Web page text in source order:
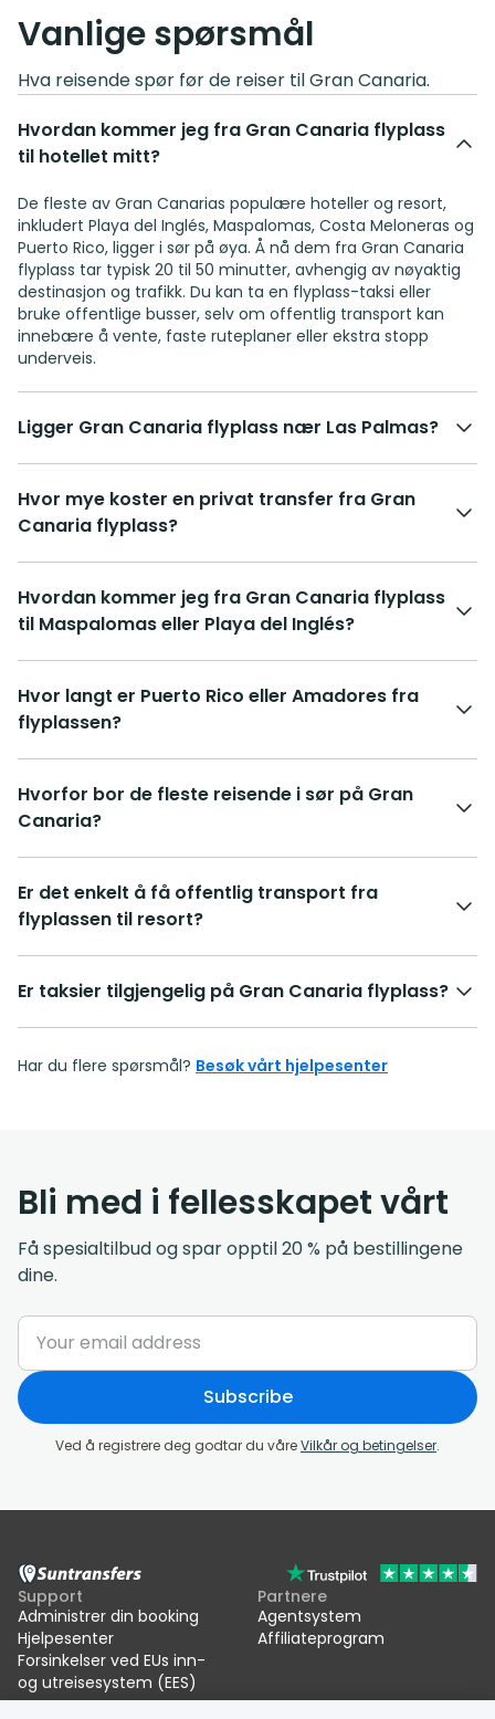
Vanlige spørsmål
Hva reisende spør før de reiser til Gran Canaria.
Hvordan kommer jeg fra Gran Canaria flyplass
til hotellet mitt?
De fleste av Gran Canarias populære hoteller og resort,
inkludert Playa del Inglés, Maspalomas, Costa Meloneras og
Puerto Rico, ligger i sør på øya. Å nå dem fra Gran Canaria
flyplass tar typisk 20 til 50 minutter, avhengig av nøyaktig
destinasjon og trafikk. Du kan ta en flyplass-taksi eller
bruke offentlige busser, selv om offentlig transport kan
innebære å vente, faste ruteplaner eller ekstra stopp
underveis.
Ligger Gran Canaria flyplass nær Las Palmas?
Hvor mye koster en privat transfer fra Gran
Canaria flyplass?
Hvordan kommer jeg fra Gran Canaria flyplass
til Maspalomas eller Playa del Inglés?
Hvor langt er Puerto Rico eller Amadores fra
flyplassen?
Hvorfor bor de fleste reisende i sør på Gran
Canaria?
Er det enkelt å få offentlig transport fra
flyplassen til resort?
Er taksier tilgjengelig på Gran Canaria flyplass?
Har du flere spørsmål? Besøk vårt hjelpesenter
Bli med i fellesskapet vårt
Få spesialtilbud og spar opptil 20 % på bestillingene
dine.
Subscribe
Ved å registrere deg godtar du våreVilkår og betingelser.
Support
Administrer din booking
Hjelpesenter
Forsinkelser ved EUs inn-
og utreisesystem (EES)
Partnere
Agentsystem
Affiliateprogram